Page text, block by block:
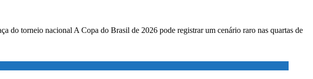
do torneio nacional A Copa do Brasil de 2026 pode registrar um cenário raro nas quartas de